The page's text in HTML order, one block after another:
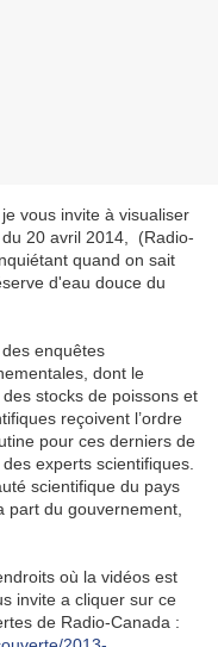
vous invite à visualiser
20 avril 2014, (Radio-
quand on sait
d'eau douce du
enquêtes
dont le
stocks de poissons et
reçoivent l’ordre
pour ces derniers de
experts scientifiques.
scientifique du pays
part du gouvernement,
où la vidéos est
invite a cliquer sur ce
de Radio-Canada :